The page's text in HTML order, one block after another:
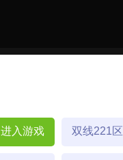
进入游戏 双线221区